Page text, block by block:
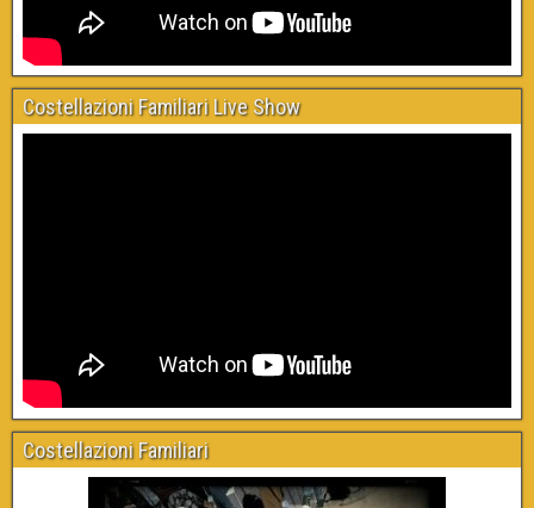
Costellazioni Familiari Live Show
Costellazioni Familiari